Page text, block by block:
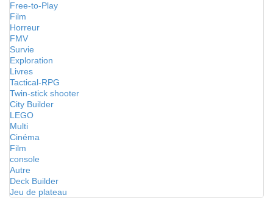
Free-to-Play
Film
Horreur
FMV
Survie
Exploration
Livres
Tactical-RPG
Twin-stick shooter
City Builder
LEGO
Multi
Cinéma
Film
console
Autre
Deck Builder
Jeu de plateau